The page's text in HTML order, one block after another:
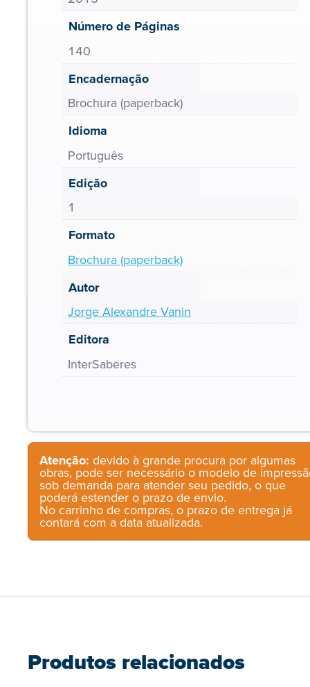
Número de Páginas
140
Encadernação
Brochura (paperback)
Idioma
Português
Edição
1
Formato
Brochura (paperback)
Autor
Jorge Alexandre Vanin
Editora
InterSaberes
Atenção: devido à grande procura por algumas
obras, pode ser necessário o modelo de
sob demanda para atender seu pedido, o que
poderá estender o prazo de envio.
No carrinho de compras, o prazo de entrega já
contará com a data atualizada.
Produtos relacionados